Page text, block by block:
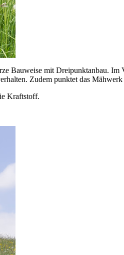
mit Dreipunktanbau.
Zudem punktet das
Kraftstoff.